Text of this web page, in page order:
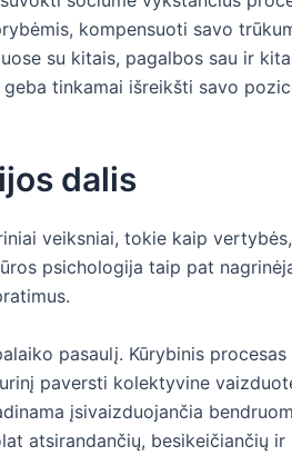
kompensuoti savo
su kitais, pagalbos sau ir
tinkamai išreikšti savo
dalis
veiksniai, tokie kaip
psichologija taip pat
pasaulį. Kūrybinis
paversti kolektyvine
įsivaizduojančia
atsirandančių, besikeičiančių ir